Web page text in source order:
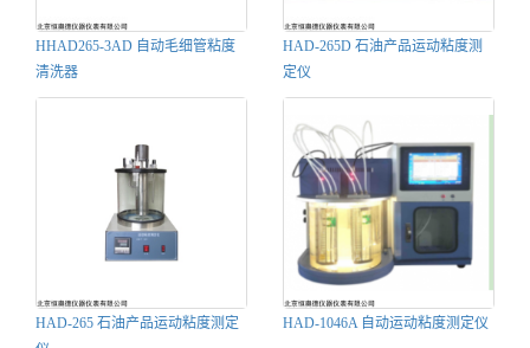
HHAD265-3AD 自动毛细管粘度
清洗器
HAD-265D 石油产品运动粘度测
定仪
HAD-265 石油产品运动粘度测定
HAD-1046A 自动运动粘度测定仪